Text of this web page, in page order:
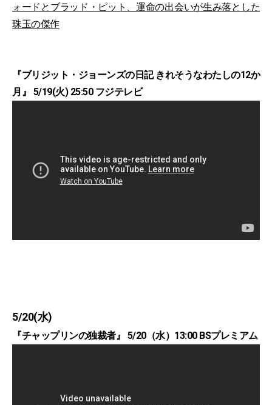
ォードとブラッド・ピット、運命の出会いが生み落とした
珠玉の傑作
『ブリジット・ジョーンズの日記 きれそうなわたしの12か
月』 5/19(火) 25:50 フジテレビ
5/20(水)
『チャップリンの独裁者』 5/20（水）13:00 BSプレミアム